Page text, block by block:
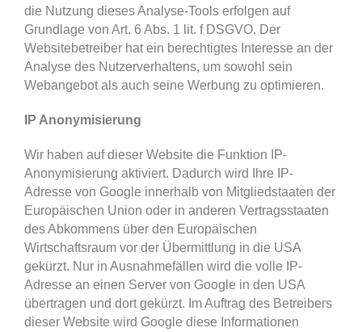
die Nutzung dieses Analyse-Tools erfolgen auf
Grundlage von Art. 6 Abs. 1 lit. f DSGVO. Der
Websitebetreiber hat ein berechtigtes Interesse an der
Analyse des Nutzerverhaltens, um sowohl sein
Webangebot als auch seine Werbung zu optimieren.
IP Anonymisierung
Wir haben auf dieser Website die Funktion IP-
Anonymisierung aktiviert. Dadurch wird Ihre IP-
Adresse von Google innerhalb von Mitgliedstaaten der
Europäischen Union oder in anderen Vertragsstaaten
des Abkommens über den Europäischen
Wirtschaftsraum vor der Übermittlung in die USA
gekürzt. Nur in Ausnahmefällen wird die volle IP-
Adresse an einen Server von Google in den USA
übertragen und dort gekürzt. Im Auftrag des Betreibers
dieser Website wird Google diese Informationen